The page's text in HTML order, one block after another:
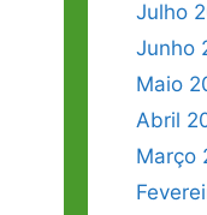
Julho
Junho
Maio
Abril
Março